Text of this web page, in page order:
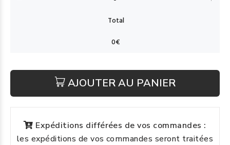
AJOUTER AU PANIER
Expéditions différées de vos commandes :
les expéditions de vos commandes seront traitées